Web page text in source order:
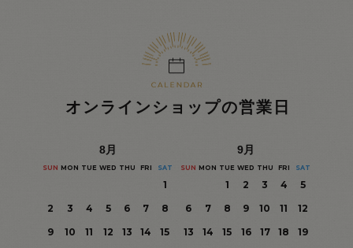
オンラインショップの営業日
8月
SUN MON TUE WED THU FRI SAT
1
2
3 4 5 6 7
8
9
10 11 12 13 14
15
9月
SUN MON TUE WED THU FRI SAT
1 2 3 4
5
6
7 8 9 10 11
12
13
14 15 16 17 18
19